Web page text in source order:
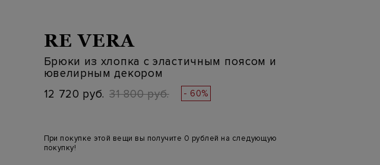
RE VERA
Брюки из хлопка с эластичным поясом и
ювелирным декором
12 720 руб. 31 800 руб. - 60%
При покупке этой вещи вы получите 0 рублей на следующую
покупку!